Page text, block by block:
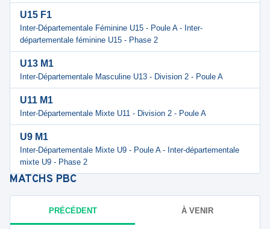
U15 F1
Inter-Départementale Féminine U15 - Poule A - Inter-
départementale féminine U15 - Phase 2
U13 M1
Inter-Départementale Masculine U13 - Division 2 - Poule A
U11 M1
Inter-Départementale Mixte U11 - Division 2 - Poule A
U9 M1
Inter-Départementale Mixte U9 - Poule A - Inter-départementale
mixte U9 - Phase 2
MATCHS PBC
PRÉCÉDENT À VENIR